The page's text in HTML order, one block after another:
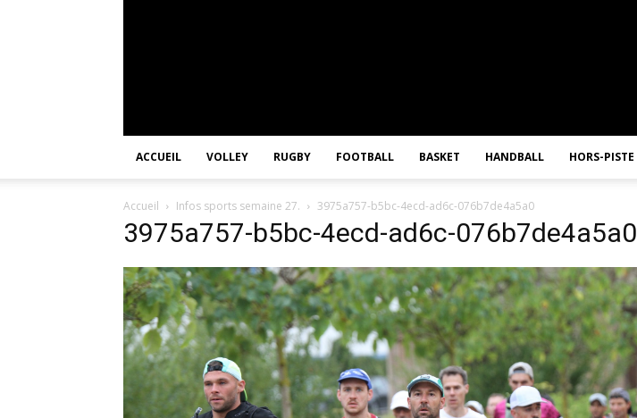
ACCUEIL VOLLEY RUGBY FOOTBALL BASKET HANDBALL HORS-PISTE
Accueil Infos sports semaine 27. 3975a757-b5bc-4ecd-ad6c-076b7de4a5a0
3975a757-b5bc-4ecd-ad6c-076b7de4a5a0